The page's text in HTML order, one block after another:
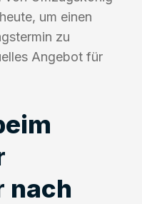
um einen
zu
Angebot für
nach